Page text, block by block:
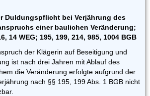
Duldungspflicht bei Verjährung des
einer baulichen Veränderung;
14 WEG; 195, 199, 214, 985, 1004 BGB
der Klägerin auf Beseitigung und
ist nach drei Jahren mit Ablauf des
die Veränderung erfolgte aufgrund der
nach §§ 195, 199 Abs. 1 BGB nicht